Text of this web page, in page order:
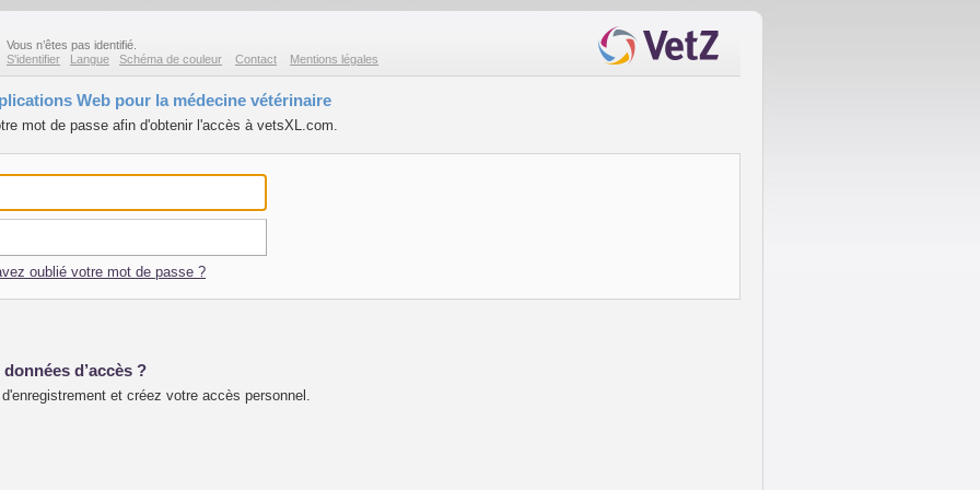
Vous n’êtes pas identifié.
S'identifier
Langue Schéma de couleur Contact Mentions légales
Web pour la médecine vétérinaire
mot de passe afin d'obtenir l'accès à vetsXL.com.
oublié votre mot de passe ?
d’accès ?
et créez votre accès personnel.